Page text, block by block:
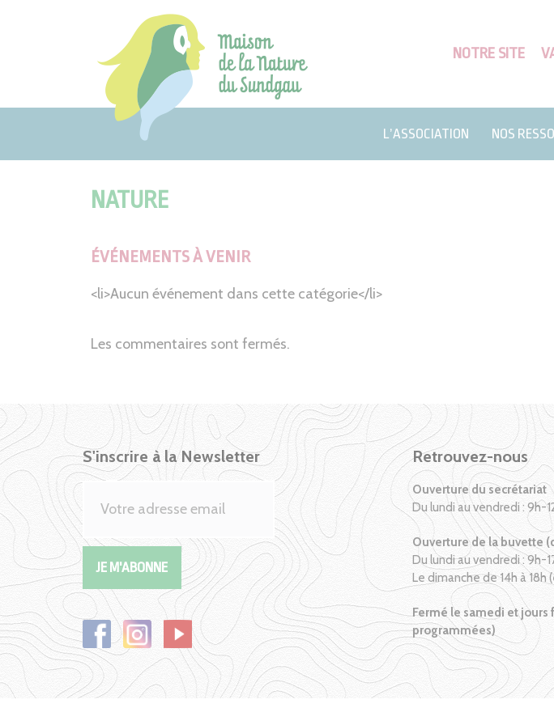
NOTRE SITE
L’ASSOCIATION NOS
NATURE
ÉVÉNEMENTS À VENIR
<li>Aucun événement dans cette catégorie</li>
Les commentaires sont fermés.
S'inscrire à la Newsletter Retrouvez-nous
Ouverture du secrétariat
Du lundi au vendredi : 9h-
Ouverture de la buvette
Du lundi au vendredi : 9h-
Le dimanche de 14h à
Fermé le samedi et
programmées)